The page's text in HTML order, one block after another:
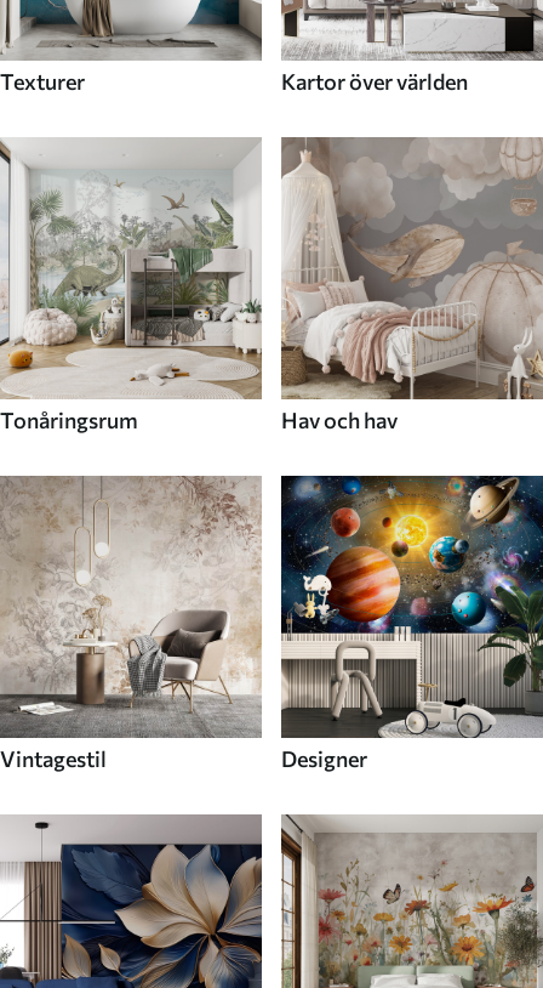
Texturer Kartor över världen
Tonåringsrum Hav och hav
Vintagestil Designer